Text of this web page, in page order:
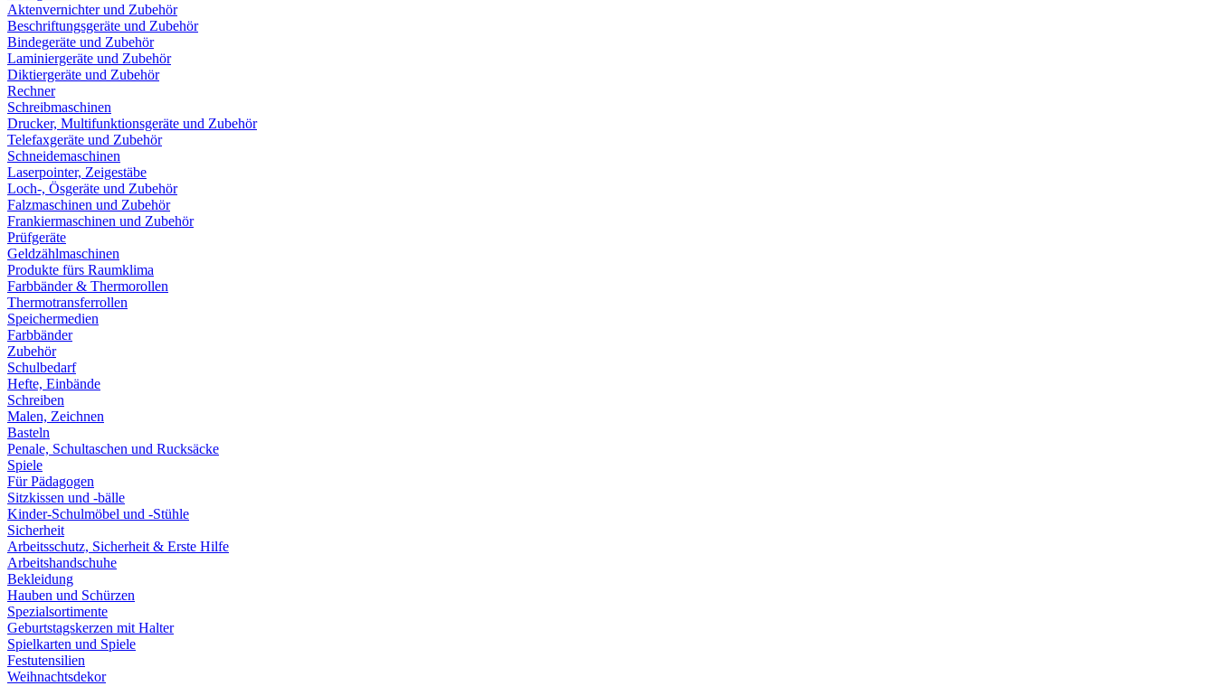
Aktenvernichter und Zubehör
Beschriftungsgeräte und Zubehör
Bindegeräte und Zubehör
Laminiergeräte und Zubehör
Diktiergeräte und Zubehör
Rechner
Schreibmaschinen
Drucker, Multifunktionsgeräte und Zubehör
Telefaxgeräte und Zubehör
Schneidemaschinen
Laserpointer, Zeigestäbe
Loch-, Ösgeräte und Zubehör
Falzmaschinen und Zubehör
Frankiermaschinen und Zubehör
Prüfgeräte
Geldzählmaschinen
Produkte fürs Raumklima
Farbbänder & Thermorollen
Thermotransferrollen
Speichermedien
Farbbänder
Zubehör
Schulbedarf
Hefte, Einbände
Schreiben
Malen, Zeichnen
Basteln
Penale, Schultaschen und Rucksäcke
Spiele
Für Pädagogen
Sitzkissen und -bälle
Kinder-Schulmöbel und -Stühle
Sicherheit
Arbeitsschutz, Sicherheit & Erste Hilfe
Arbeitshandschuhe
Bekleidung
Hauben und Schürzen
Spezialsortimente
Geburtstagskerzen mit Halter
Spielkarten und Spiele
Festutensilien
Weihnachtsdekor